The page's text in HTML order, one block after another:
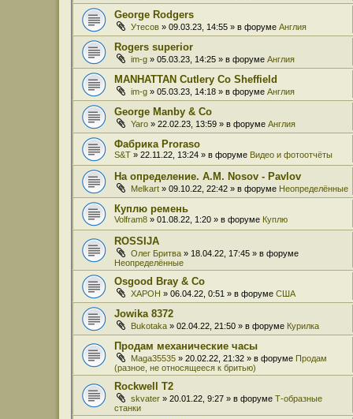
George Rodgers
Утесов » 09.03.23, 14:55 » в форуме Англия
Rogers superior
im-g » 05.03.23, 14:25 » в форуме Англия
MANHATTAN Cutlery Co Sheffield
im-g » 05.03.23, 14:18 » в форуме Англия
George Manby & Co
Yaro » 22.02.23, 13:59 » в форуме Англия
Фабрика Proraso
S&T » 22.11.22, 13:24 » в форуме Видео и фотоотчёты
На определение. A.M. Nosov - Pavlov
Melkart » 09.10.22, 22:42 » в форуме Неопределённые
Куплю ремень
Volfram8 » 01.08.22, 1:20 » в форуме Куплю
ROSSIJA
Олег Бритва » 18.04.22, 17:45 » в форуме
Неопределённые
Osgood Bray & Co
XAPOH » 06.04.22, 0:51 » в форуме США
Jowika 8372
Bukotaka » 02.04.22, 21:50 » в форуме Курилка
Продам механические часы
Maga35535 » 20.02.22, 21:32 » в форуме Продам
(разное, не относящееся к бритью)
Rockwell T2
skvater » 20.01.22, 9:27 » в форуме Т-образные
станки